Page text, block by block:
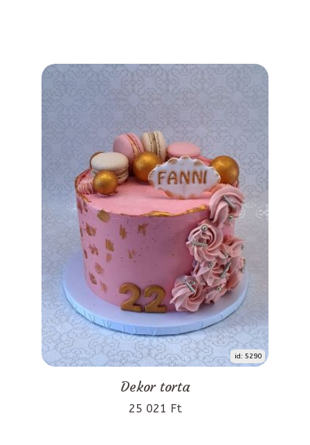
id: 5290
Dekor torta
25 021 Ft